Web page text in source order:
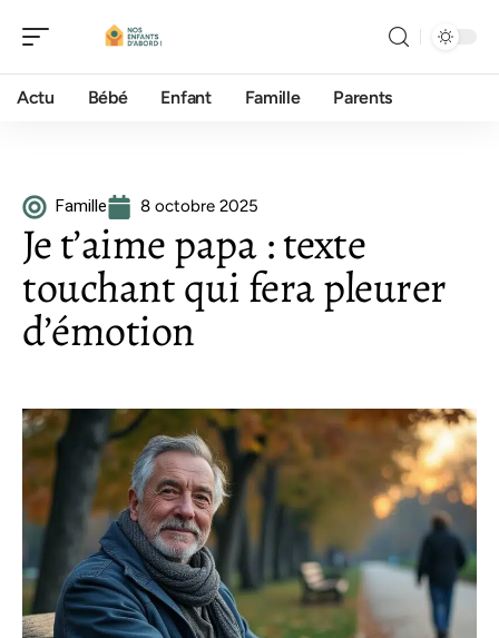
Actu Bébé Enfant Famille Parents
Famille 8 octobre 2025
Je t’aime papa : texte
touchant qui fera pleurer
d’émotion